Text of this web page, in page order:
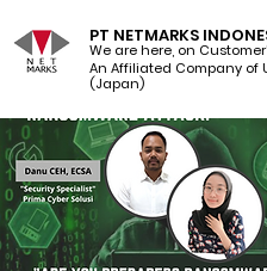
PT NETMARKS
We are here, on
An Affiliated Company of
(Japan)